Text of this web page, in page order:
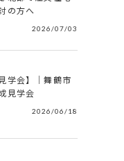
の方へ
2026/07/03
学会】｜舞鶴市
見学会
2026/06/18